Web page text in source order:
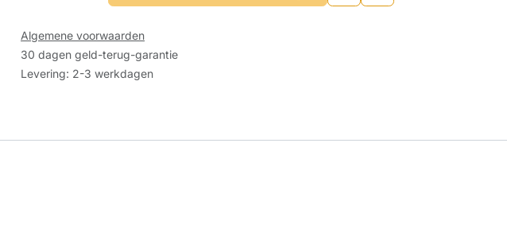
Algemene voorwaarden
30 dagen geld-terug-garantie
Levering: 2-3 werkdagen